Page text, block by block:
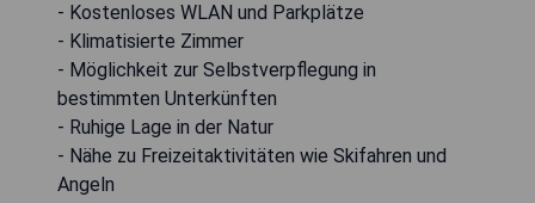
- Kostenloses WLAN und Parkplätze
- Klimatisierte Zimmer
- Möglichkeit zur Selbstverpflegung in
bestimmten Unterkünften
- Ruhige Lage in der Natur
- Nähe zu Freizeitaktivitäten wie Skifahren und
Angeln